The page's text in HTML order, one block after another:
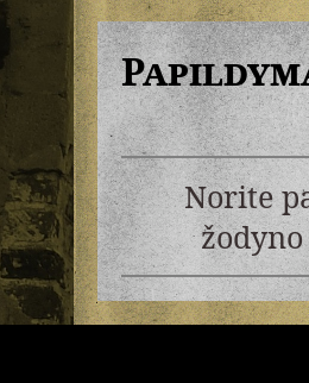
Norite